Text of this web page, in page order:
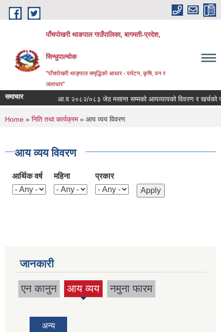
Skip to main content
पाँचपोखरी थाङपाल गाउँपालिका, बागमती-प्रदेश,
सिन्धुपाल्चोक
"पाँचपोखरी थाङ्पाल समृद्धिको आधार - पर्यटन, कृषि, वन र
जलाधार"
समाचार आ.व २०८२/०८३ जेठ मसान्त सम्मको आयव्यायको विवरण र खर्चको
You are here
Home » निति तथा कार्यक्रम» आय व्यय विवरण
आय व्यय विवरण
आर्थिक वर्ष महिना प्रकार
जानकारी
एन कानुन आय व्यय
(active
नमुना फारम
अन्य